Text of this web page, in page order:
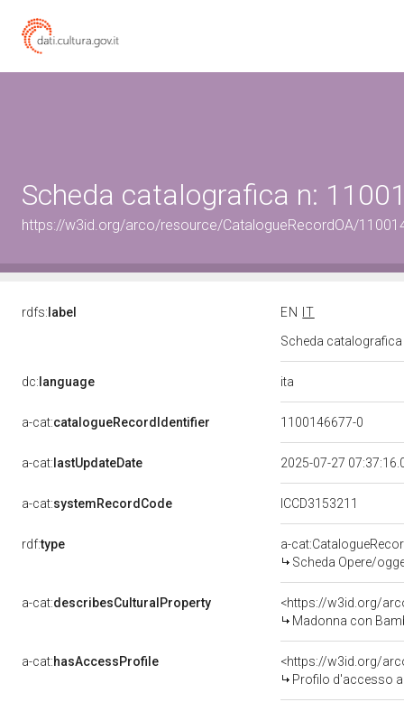
Scheda catalografica n:
https://w3id.org/arco/resource/CatalogueRecordOA/
rdfs: label EN
IT
Scheda
dc: language ita
a-cat:catalogueRecordIdentifier 1100146677-0
a-cat: lastUpdateDate 2025-07-27
a-cat:systemRecordCode ICCD3153211
rdf:type
a-
Scheda Opere/
a-cat:describesCulturalProperty
<https://w3id.org/
Madonna con Bambino
a-cat:hasAccessProfile
<https://w3id.org/
Profilo d'accesso